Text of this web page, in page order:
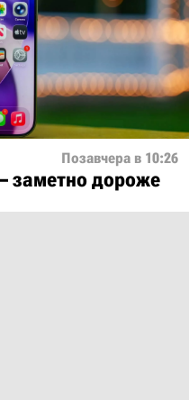
Позавчера в 10:26
заметно дороже